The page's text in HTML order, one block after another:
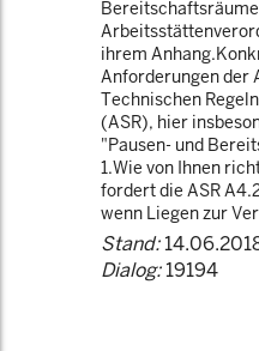
ihrem
Anforderungen der
Technischen
(ASR), hier
"Pausen- und
1.Wie von Ihnen
fordert die ASR
wenn Liegen zur
Stand:
Dialog:19194